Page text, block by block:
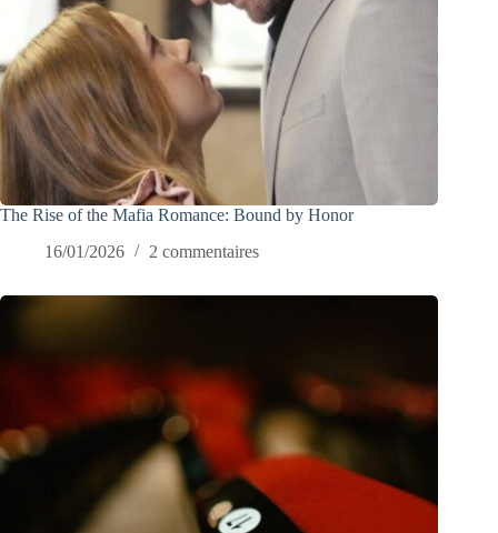
The Rise of the Mafia Romance: Bound by Honor
16/01/2026
2 commentaires